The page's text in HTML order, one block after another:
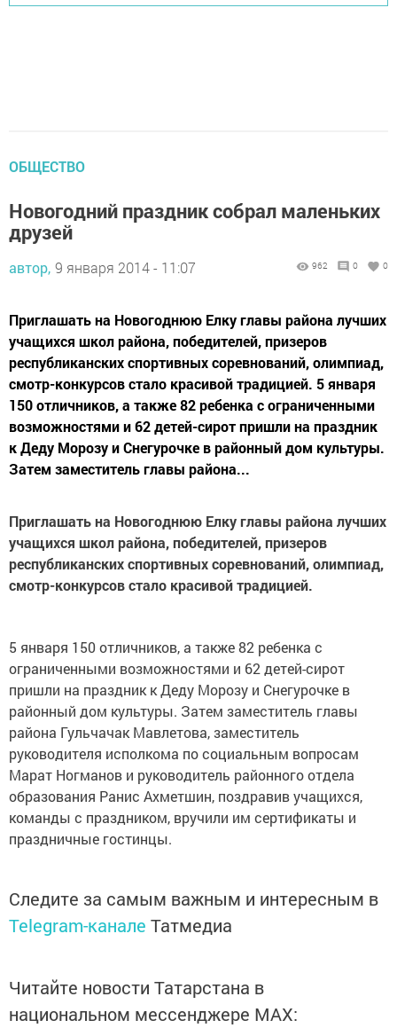
ОБЩЕСТВО
Новогодний праздник собрал маленьких
друзей
автор, 9 января 2014 - 11:07 962 0 0
Приглашать на Новогоднюю Елку главы района лучших
учащихся школ района, победителей, призеров
республиканских спортивных соревнований, олимпиад,
смотр-конкурсов стало красивой традицией. 5 января
150 отличников, а также 82 ребенка с ограниченными
возможностями и 62 детей-сирот пришли на праздник
к Деду Морозу и Снегурочке в районный дом культуры.
Затем заместитель главы района...
Приглашать на Новогоднюю Елку главы района лучших
учащихся школ района, победителей, призеров
республиканских спортивных соревнований, олимпиад,
смотр-конкурсов стало красивой традицией.
5 января 150 отличников, а также 82 ребенка с
ограниченными возможностями и 62 детей-сирот
пришли на праздник к Деду Морозу и Снегурочке в
районный дом культуры. Затем заместитель главы
района Гульчачак Мавлетова, заместитель
руководителя исполкома по социальным вопросам
Марат Ногманов и руководитель районного отдела
образования Ранис Ахметшин, поздравив учащихся,
команды с праздником, вручили им сертификаты и
праздничные гостинцы.
Следите за самым важным и интересным в
Telegram-канале Татмедиа
Читайте новости Татарстана в
национальном мессенджере MАХ: